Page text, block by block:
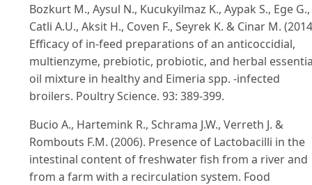
Bozkurt M., Aysul N., Kucukyilmaz K., Aypak S., Ege G.,
Catli A.U., Aksit H., Coven F., Seyrek K. & Cinar M.
Efficacy of in-feed preparations of an anticoccidial,
multienzyme, prebiotic, probiotic, and herbal
oil mixture in healthy and Eimeria spp. -infected
broilers. Poultry Science. 93: 389-399.
Bucio A., Hartemink R., Schrama J.W., Verreth J. &
Rombouts F.M. (2006). Presence of Lactobacilli in the
intestinal content of freshwater fish from a river and
from a farm with a recirculation system. Food